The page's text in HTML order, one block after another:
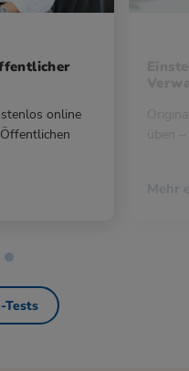
online
Mehr
Tests